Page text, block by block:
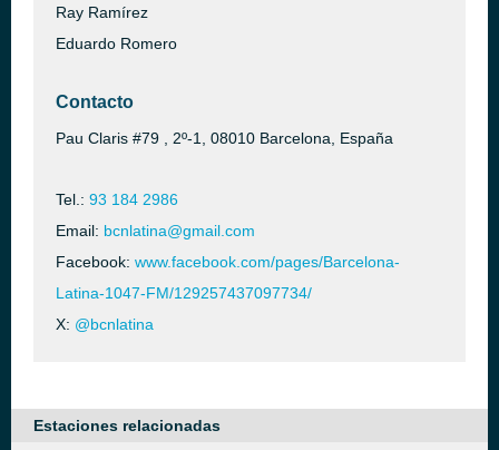
Ray Ramírez
Eduardo Romero
Contacto
Pau Claris #79 , 2º-1, 08010 Barcelona, España
Tel.: 93 184 2986
Email: bcnlatina@gmail.com
Facebook: www.facebook.com/pages/Barcelona-
Latina-1047-FM/129257437097734/
X: @bcnlatina
Estaciones relacionadas